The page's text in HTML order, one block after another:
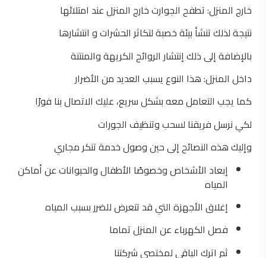
خارج المنزل: تطفح الجوارت خارج المنزل عند امتلائها
نتيجة لذلك تنشأ بيئة خصبة لتكاثر الحشرات و انتشارها
بالإضافة إلى ذلك إنتشار الروائح الكريهة والمنتنة
داخل المنزل: هذا النوع يسبب العديد من الأضرار
كما يجب التعامل معه بشكل سريع، عليك الاتصال بنا فورًا
لكي نرسل فريقنا لسحب وتنظيف الجورات
إليك هذه النصائح إلى حين وصول خدمة تنكر مجاري
إبعاد الأشخاص وخصوصًا الأطفال والحيوانات عن أماكن
المياه
إغلاق الأجهزة التي قد تتعرض للضرر بسبب المياه
فصل الكهرباء عن المنزل تماما
ثم اترك الباقي لمختصي شركتنا